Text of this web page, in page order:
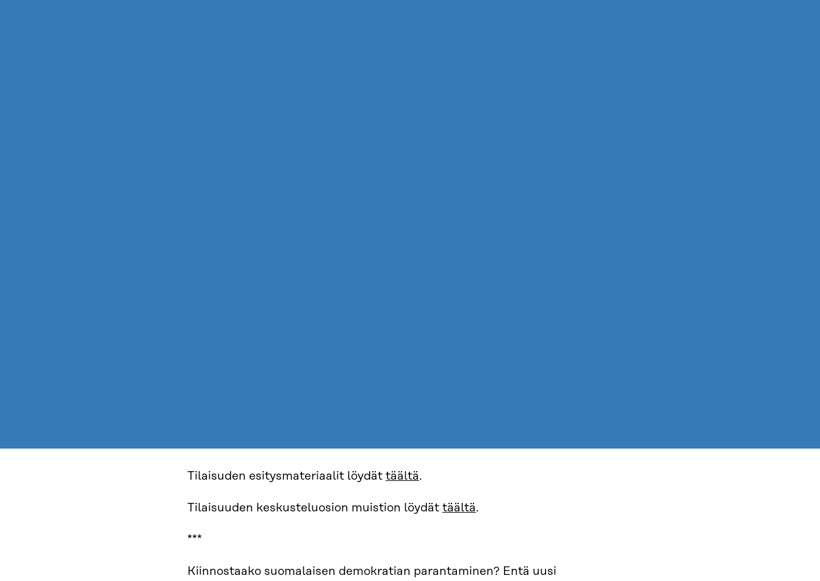
Tilaisuden esitysmateriaalit löydät täältä.
Tilaisuuden keskusteluosion muistion löydät täältä.
***
Kiinnostaako suomalaisen demokratian parantaminen? Entä uusi